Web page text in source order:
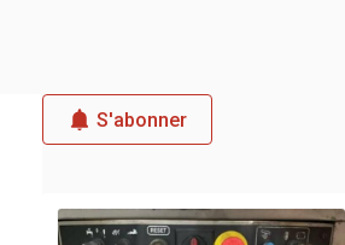
S'abonner